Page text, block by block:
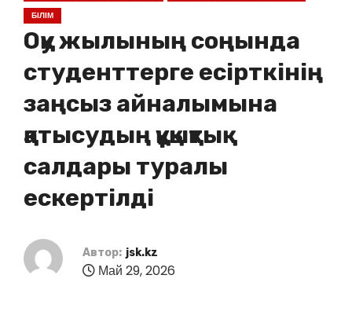
БІЛІМ
Оқу жылының соңында
студенттерге есірткінің
заңсыз айналымына
қатысудың құқықтық
салдары туралы
ескертілді
Автор: jsk.kz
Май 29, 2026